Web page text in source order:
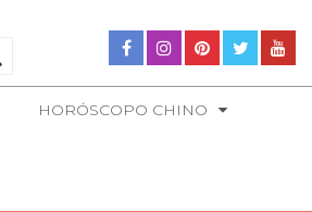
HORÓSCOPO CHINO